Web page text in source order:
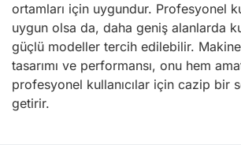
ortamları için uygundur. Profesyonel
uygun olsa da, daha geniş alanlarda
güçlü modeller tercih edilebilir.
tasarımı ve performansı, onu hem
profesyonel kullanıcılar için cazip bir
getirir.